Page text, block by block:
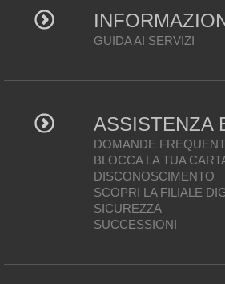
GUIDA AI SERVIZI
ASSISTENZA
DOMANDE
BLOCCA LA TUA
DISCONOSCIMENTO
SCOPRI LA FILIALE
SICUREZZA
SUCCESSIONI